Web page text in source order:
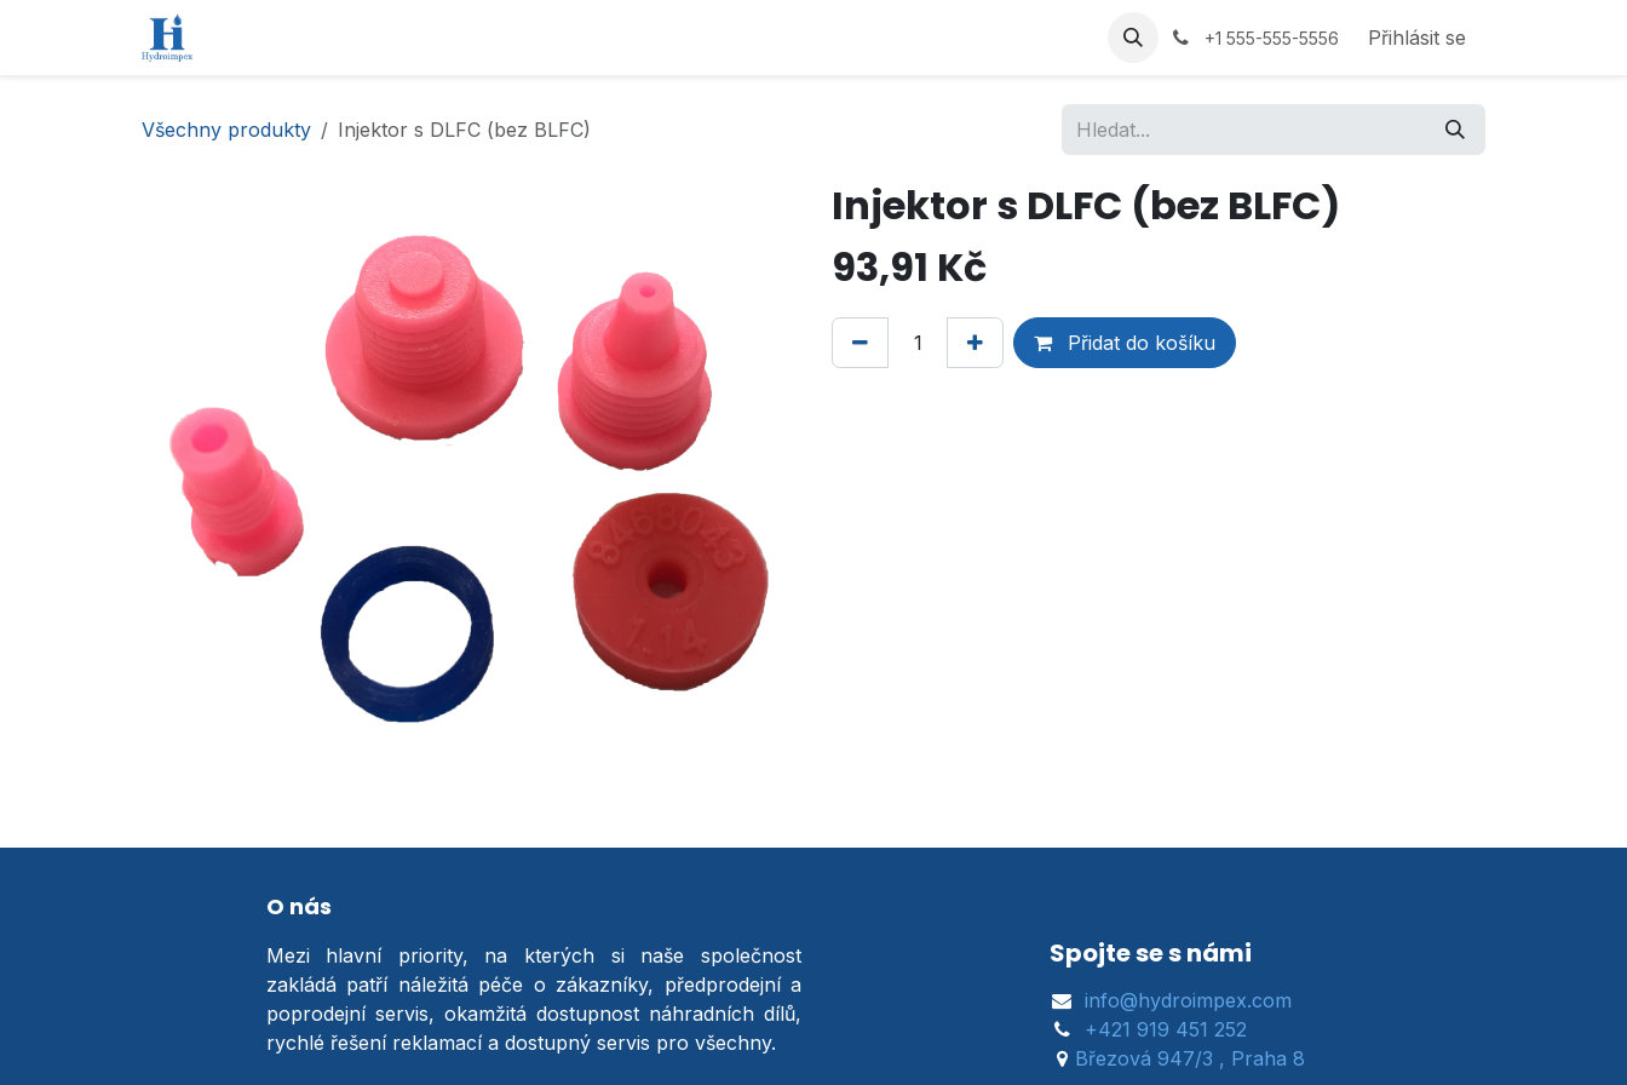
+1 555-555-5556 Přihlásit se
Všechny produkty Injektor s DLFC (bez BLFC)
Injektor s DLFC (bez BLFC)
93,91 Kč
Přidat do košíku
O nás
Mezi hlavní priority, na kterých si naše společnost
zakládá patří náležitá péče o zákazníky, předprodejní a
poprodejní servis, okamžitá dostupnost náhradních dílů,
rychlé řešení reklamací a dostupný servis pro všechny.
Spojte se s námi
info@hydroimpex.com
+421 919 451 252
Březová 947/3 , Praha 8